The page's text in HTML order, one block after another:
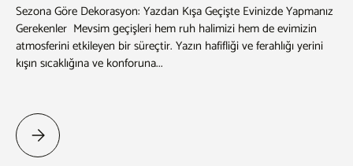
Sezona Göre Dekorasyon: Yazdan Kışa Geçişte Evinizde Yapmanız
Gerekenler Mevsim geçişleri hem ruh halimizi hem de evimizin
atmosferini etkileyen bir süreçtir. Yazın hafifliği ve ferahlığı yerini
kışın sıcaklığına ve konforuna...
Sezona Göre Dekorasyon: Yazdan Kışa Geçişte Evinizde Yapmanız